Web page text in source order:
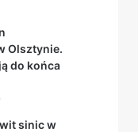
Olsztynie.
do końca
sinic w